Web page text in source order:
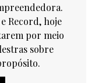
Record, hoje
por meio
sobre